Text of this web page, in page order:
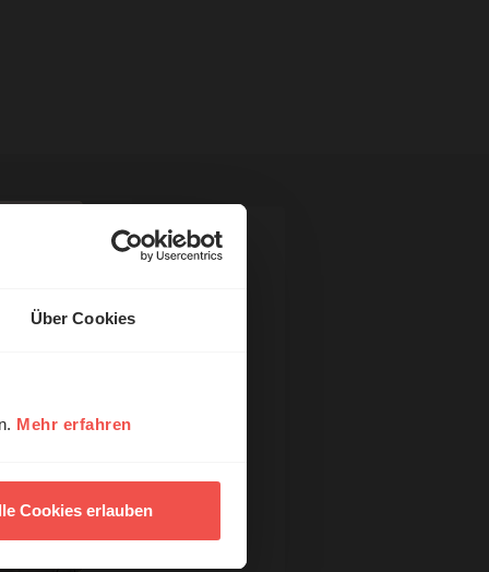
Über Cookies
Mehr erfahren
Cookies erlauben